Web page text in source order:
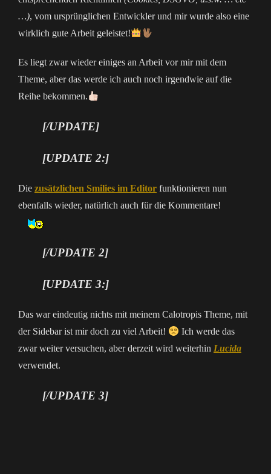
…), vom ursprünglichen Entwickler und mir wurde also eine
wirklich gute Arbeit geleistet!
Es liegt zwar wieder einiges an Arbeit vor mir mit dem
Theme, aber das werde ich auch noch irgendwie auf die
Reihe bekommen.
[/UPDATE]
[UPDATE 2:]
Die zusätzlichen Smilies im Editor funktionieren nun
ebenfalls wieder, natürlich auch für die Kommentare!
[/UPDATE 2]
[UPDATE 3:]
Das war eindeutig nichts mit meinem Calotropis Theme, mit
der Sidebar ist mir doch zu viel Arbeit!
Ich werde das
zwar weiter versuchen, aber derzeit wird weiterhin Lucida
verwendet.
[/UPDATE 3]